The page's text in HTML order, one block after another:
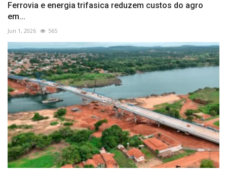
Ferrovia e energia trifasica reduzem custos do agro
em...
Jun 1, 2026 565